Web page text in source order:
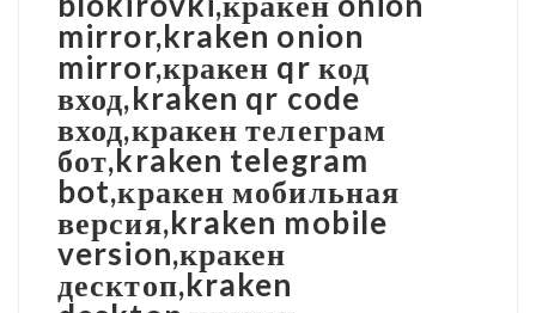
mirror,kraken onion
mirror,кракен qr код
вход,kraken qr code
вход,кракен телеграм
бот,kraken telegram
bot,кракен мобильная
версия,kraken mobile
version,кракен
десктоп,kraken